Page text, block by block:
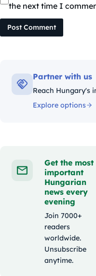
the next time I
Post Comment
Partner with us
Reach Hungary's
Explore options
Get the most
important
Hungarian
news every
evening
Join 7000+
readers
worldwide.
Unsubscribe
anytime.